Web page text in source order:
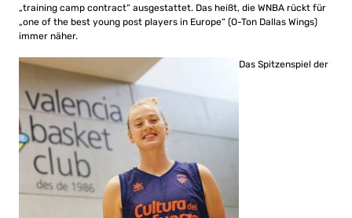
„training camp contract“ ausgestattet. Das heißt, die WNBA rückt für
„one of the best young post players in Europe“ (O-Ton Dallas Wings)
immer näher.
Das Spitzenspiel der